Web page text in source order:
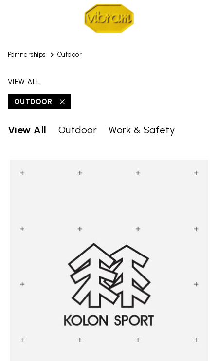
Partnerships Outdoor
VIEW ALL
OUTDOOR
View All Outdoor Work & Safety